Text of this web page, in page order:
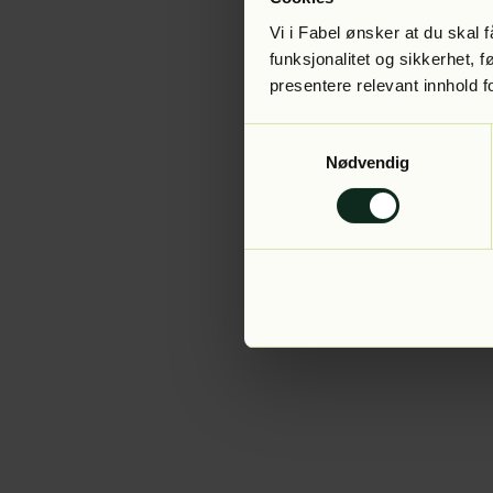
Vi i Fabel ønsker at du skal
funksjonalitet og sikkerhet,
presentere relevant innhold
Nødvendig
Application